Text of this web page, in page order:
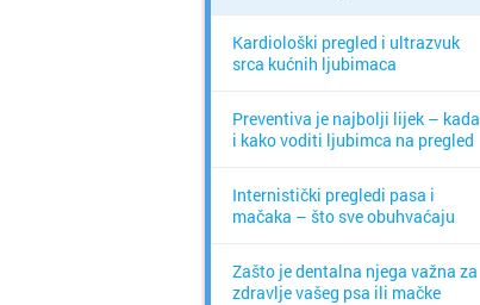
Kardiološki pregled i ultrazvuk
srca kućnih ljubimaca
Preventiva je najbolji lijek – kada
i kako voditi ljubimca na pregled
Internistički pregledi pasa i
mačaka – što sve obuhvaćaju
Zašto je dentalna njega važna za
zdravlje vašeg psa ili mačke